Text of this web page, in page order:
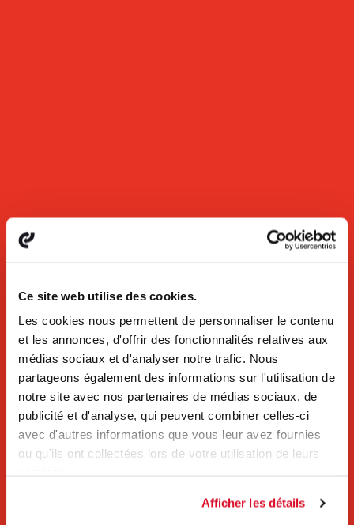
Ce site web utilise des cookies.
Les cookies nous permettent de personnaliser le contenu
et les annonces, d'offrir des fonctionnalités relatives aux
médias sociaux et d'analyser notre trafic. Nous
partageons également des informations sur l'utilisation de
notre site avec nos partenaires de médias sociaux, de
publicité et d'analyse, qui peuvent combiner celles-ci
avec d'autres informations que vous leur avez fournies
ou qu'ils ont collectées lors de votre utilisation de leurs
Afficher les détails